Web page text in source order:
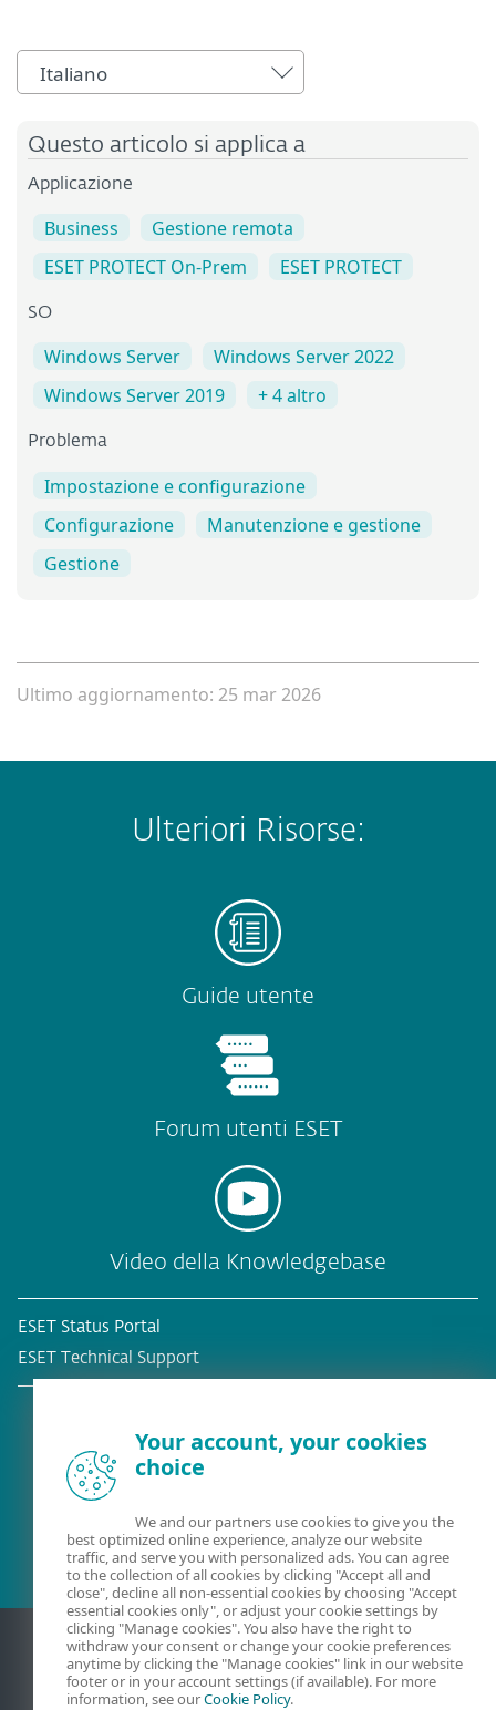
Italiano
Questo articolo si applica a
Applicazione
Business
Gestione remota
ESET PROTECT On-Prem
ESET PROTECT
SO
Windows Server
Windows Server 2022
Windows Server 2019
+ 4 altro
Problema
Impostazione e configurazione
Configurazione
Manutenzione e gestione
Gestione
Ultimo aggiornamento: 25 mar 2026
Ulteriori Risorse:
Guide utente
Forum utenti ESET
Video della Knowledgebase
ESET Status Portal
ESET Technical Support
Your account, your cookies
choice
We and our partners use cookies to give you the
best optimized online experience, analyze our website
traffic, and serve you with personalized ads. You can agree
to the collection of all cookies by clicking "Accept all and
close", decline all non-essential cookies by choosing "Accept
essential cookies only", or adjust your cookie settings by
clicking "Manage cookies". You also have the right to
withdraw your consent or change your cookie preferences
anytime by clicking the "Manage cookies" link in our website
footer or in your account settings (if available). For more
information, see ourCookie Policy.